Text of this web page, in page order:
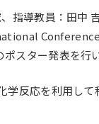
指導教員：田中
スター発表を
反応を利用し